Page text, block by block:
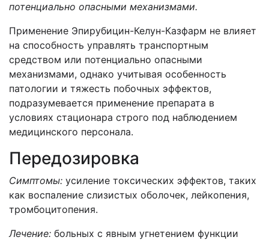
потенциально опасными механизмами.
Применение Эпирубицин-Келун-Казфарм не влияет
на способность управлять транспортным
средством или потенциально опасными
механизмами, однако учитывая особенность
патологии и тяжесть побочных эффектов,
подразумевается применение препарата в
условиях стационара строго под наблюдением
медицинского персонала.
Передозировка
Симптомы: усиление токсических эффектов, таких
как воспаление слизистых оболочек, лейкопения,
тромбоцитопения.
Лечение: больных с явным угнетением функции